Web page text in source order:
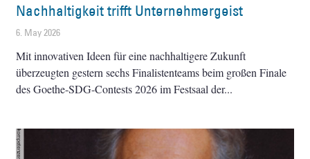
Nachhaltigkeit trifft Unternehmergeist
6. May 2026
Mit innovativen Ideen für eine nachhaltigere Zukunft
überzeugten gestern sechs Finalistenteams beim großen Finale
des Goethe-SDG-Contests 2026 im Festsaal der